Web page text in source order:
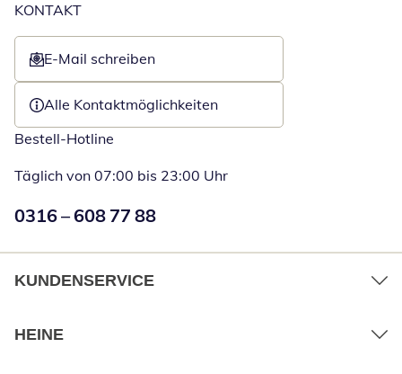
KONTAKT
E-Mail schreiben
Öffnet E-Mail-Client
Alle Kontaktmöglichkeiten
Bestell-Hotline
Täglich von 07:00 bis 23:00 Uhr
Numéro de téléphone:
0316 – 608 77 88
KUNDENSERVICE
HEINE